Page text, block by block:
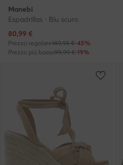
Manebi
Espadrillas · Blu scuro
Prezzo attuale
80,99 €
Prezzo regolare149,95 €-45%
Prezzo più basso99,99 €-19%